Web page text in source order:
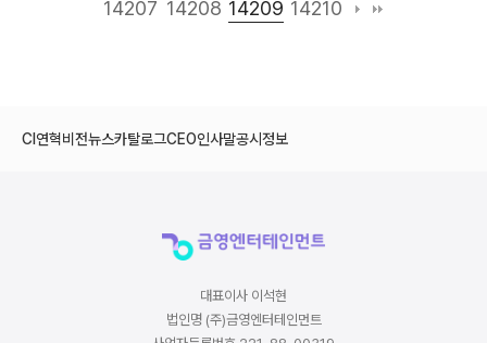
14207 14208 14209 14210
CI 연혁비전뉴스카탈로그CEO인사말공시정보
대표이사 이석현
법인명 (주)금영엔터테인먼트